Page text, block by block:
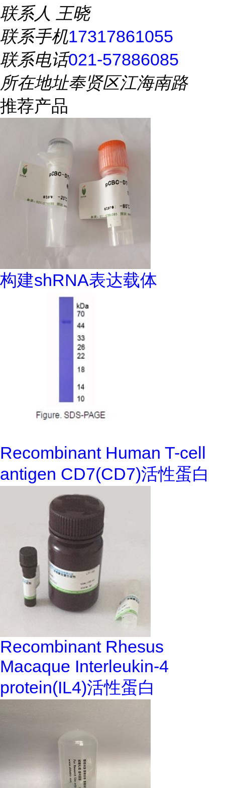
联系人 王晓
联系手机17317861055
联系电话021-57886085
所在地址奉贤区江海南路
推荐产品
构建shRNA表达载体
Recombinant Human T-cell
antigen CD7(CD7)活性蛋白
Recombinant Rhesus
Macaque Interleukin-4
protein(IL4)活性蛋白